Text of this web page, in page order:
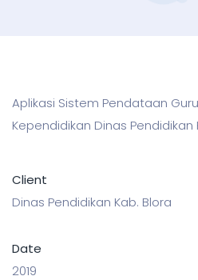
Aplikasi Sistem Pendataan
Kependidikan Dinas Pendidikan
Client
Dinas Pendidikan Kab. Blora
Date
2019